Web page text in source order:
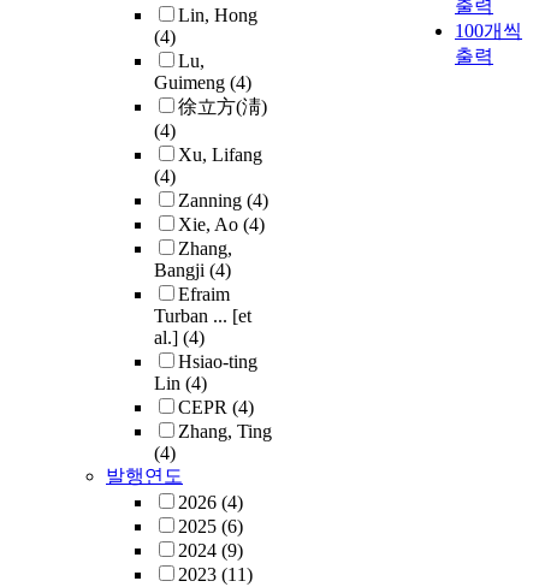
Lin, Hong
(4)
Lu,
Guimeng (4)
徐立方(淸)
(4)
Xu, Lifang
(4)
Zanning (4)
Xie, Ao (4)
Zhang,
Bangji (4)
Efraim
Turban ... [et
al.] (4)
Hsiao-ting
Lin (4)
CEPR (4)
Zhang, Ting
(4)
발행연도
2026 (4)
2025 (6)
2024 (9)
2023 (11)
출력
100개씩
출력